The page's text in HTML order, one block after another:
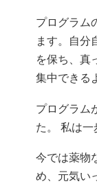
プログラム
ます。自分
を保ち、真
集中できる
プログラム
た。 私は一
今では薬物
め、元気い